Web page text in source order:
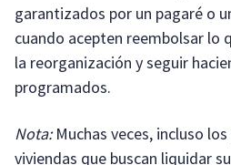
garantizados por un pagaré o
cuando acepten reembolsar lo
la reorganización y seguir
programados.
Nota:Muchas veces, incluso
viviendas que buscan liquidar